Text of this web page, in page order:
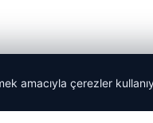
amacıyla çerezler